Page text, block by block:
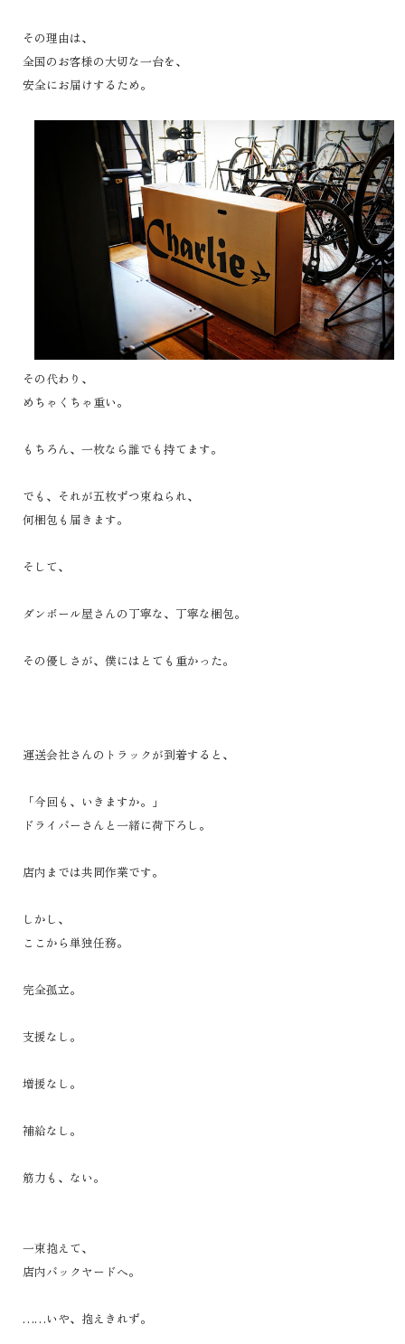
その理由は、
全国のお客様の大切な一台を、
安全にお届けするため。
その代わり、
めちゃくちゃ重い。
もちろん、一枚なら誰でも持てます。
でも、それが五枚ずつ束ねられ、
何梱包も届きます。
そして、
ダンボール屋さんの丁寧な、丁寧な梱包。
その優しさが、僕にはとても重かった。
運送会社さんのトラックが到着すると、
「今回も、いきますか。」
ドライバーさんと一緒に荷下ろし。
店内までは共同作業です。
しかし、
ここから単独任務。
完全孤立。
支援なし。
増援なし。
補給なし。
筋力も、ない。
一束抱えて、
店内バックヤードへ。
……いや、抱えきれず。